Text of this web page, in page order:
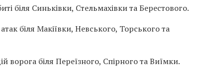
біля Синьківки, Стельмахівки та Берестового.
біля Макіївки, Невського, Торського та
ворога біля Переїзного, Спірного та Виїмки.